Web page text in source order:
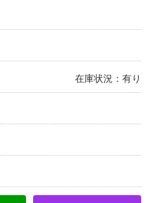
在庫状況：有り